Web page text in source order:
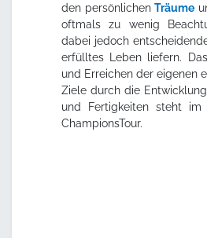
den persönlichenTräume
oftmals zu wenig
dabei jedoch
erfülltes Leben liefern.
und Erreichen der eigenen
Ziele durch die
und Fertigkeiten steht
ChampionsTour.